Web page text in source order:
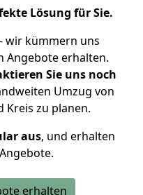
Lösung für Sie.
wir kümmern uns
Angebote erhalten.
Sie uns noch
Umzug von
Kreis zu planen.
aus, und erhalten
erhalten